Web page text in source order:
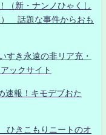
（新・ナンノひゃくし
） 話題な事件からおも
すき永遠の非リア充・
ックサイト
速報！キモデブおた
ひきこもりニートのオ